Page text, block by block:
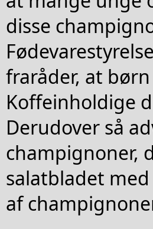
disse
fraråder, at
Koffeinholdige
Derudover så
champignoner,
salatbladet
af